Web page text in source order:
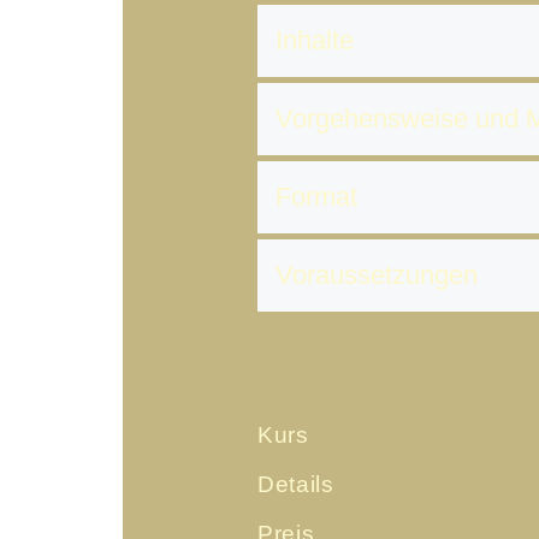
Inhalte
Vorgehensweise und
Format
Voraussetzungen
Kurs
Details
Preis